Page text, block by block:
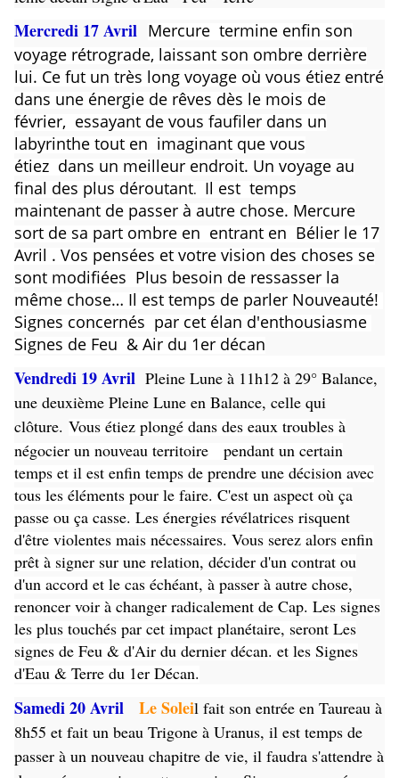
Mercredi 17 Avril Mercure termine enfin son
voyage rétrograde, laissant son ombre derrière
lui. Ce fut un très long voyage où vous étiez entré
dans une énergie de rêves dès le mois de
février, essayant de vous faufiler dans un
labyrinthe tout en imaginant que vous
étiez dans un meilleur endroit. Un voyage au
final des plus déroutant. Il est temps
maintenant de passer à autre chose. Mercure
sort de sa part ombre en entrant en Bélier le 17
Avril . Vos pensées et votre vision des choses se
sont modifiées Plus besoin de ressasser la
même chose… Il est temps de parler Nouveauté!
Signes concernés par cet élan d'enthousiasme
Signes de Feu & Air du 1er décan
Vendredi 19 Avril Pleine Lune à 11h12 à 29° Balance,
une deuxième Pleine Lune en Balance, celle qui
clôture. Vous étiez plongé dans des eaux troubles à
négocier un nouveau territoire pendant un certain
temps et il est enfin temps de prendre une décision avec
tous les éléments pour le faire. C'est un aspect où ça
passe ou ça casse. Les énergies révélatrices risquent
d'être violentes mais nécessaires. Vous serez alors enfin
prêt à signer sur une relation, décider d'un contrat ou
d'un accord et le cas échéant, à passer à autre chose,
renoncer voir à changer radicalement de Cap. Les signes
les plus touchés par cet impact planétaire, seront Les
signes de Feu & d'Air du dernier décan. et les Signes
d'Eau & Terre du 1er Décan.
Samedi 20 Avril Le Soleil fait son entrée en Taureau à
8h55 et fait un beau Trigone à Uranus, il est temps de
passer à un nouveau chapitre de vie, il faudra s'attendre à